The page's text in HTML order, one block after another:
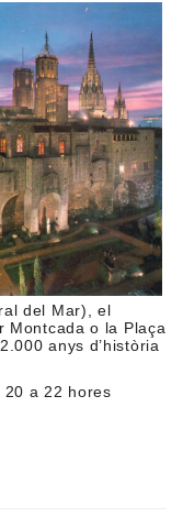
del Mar), el
Montcada o la Plaça
anys d’història
a 22 hores